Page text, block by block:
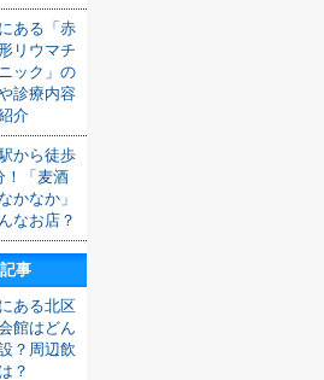
ある「赤
リウマチ
ック」の
診療内容
介
から徒歩
！「麦酒
かなか」
なお店？
事
ある北区
館はどん
？周辺飲
？